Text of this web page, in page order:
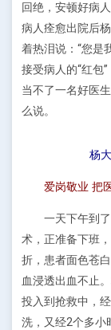
回绝，安顿好病
病人痊愈出院后
着热泪说：“您是
接受病人的“红包
当不了一名好医
么说。
杨
爱岗敬业 把
一天下午到
术，正准备下班
折，患者面色苍
血浸透出血不止
投入到抢救中，
洗，又经2个多小